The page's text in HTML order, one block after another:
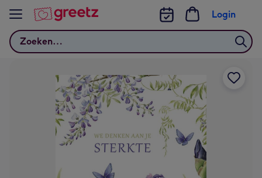
Bekijk meer
Zoeken
Login